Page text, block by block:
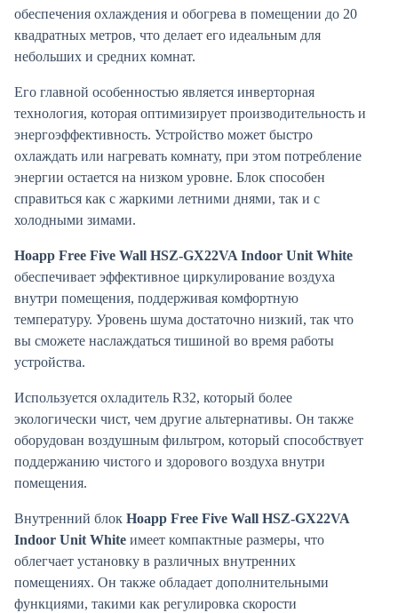
обеспечения охлаждения и обогрева в помещении до 20
квадратных метров, что делает его идеальным для
небольших и средних комнат.
Его главной особенностью является инверторная
технология, которая оптимизирует производительность и
энергоэффективность. Устройство может быстро
охлаждать или нагревать комнату, при этом потребление
энергии остается на низком уровне. Блок способен
справиться как с жаркими летними днями, так и с
холодными зимами.
Hoapp Free Five Wall HSZ-GX22VA Indoor Unit White
обеспечивает эффективное циркулирование воздуха
внутри помещения, поддерживая комфортную
температуру. Уровень шума достаточно низкий, так что
вы сможете наслаждаться тишиной во время работы
устройства.
Используется охладитель R32, который более
экологически чист, чем другие альтернативы. Он также
оборудован воздушным фильтром, который способствует
поддержанию чистого и здорового воздуха внутри
помещения.
Внутренний блок Hoapp Free Five Wall HSZ-GX22VA
Indoor Unit White имеет компактные размеры, что
облегчает установку в различных внутренних
помещениях. Он также обладает дополнительными
функциями, такими как регулировка скорости